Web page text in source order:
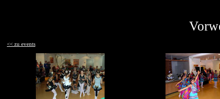
<< zu events